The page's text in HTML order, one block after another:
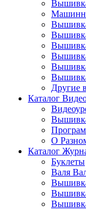
Другие
Каталог
О
Каталог
Буклеты
Валя